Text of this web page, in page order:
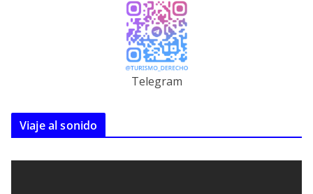
Telegram
Viaje al sonido